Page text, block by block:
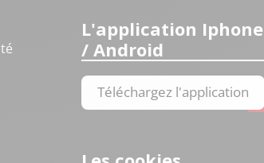
L'application Iphone
/ Android
Téléchargez l'application